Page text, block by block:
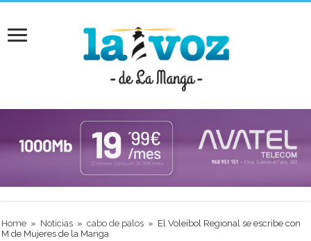
Home » Noticias » cabo de palos » El Voleibol Regional se escribe con
M de Mujeres de la Manga